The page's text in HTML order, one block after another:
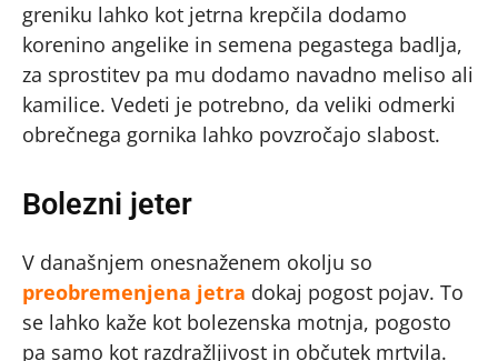
greniku lahko kot jetrna krepčila dodamo
korenino angelike in semena pegastega badlja,
za sprostitev pa mu dodamo navadno meliso ali
kamilice. Vedeti je potrebno, da veliki odmerki
obrečnega gornika lahko povzročajo slabost.
Bolezni jeter
V današnjem onesnaženem okolju so
preobremenjena jetra dokaj pogost pojav. To
se lahko kaže kot bolezenska motnja, pogosto
pa samo kot razdražljivost in občutek mrtvila.